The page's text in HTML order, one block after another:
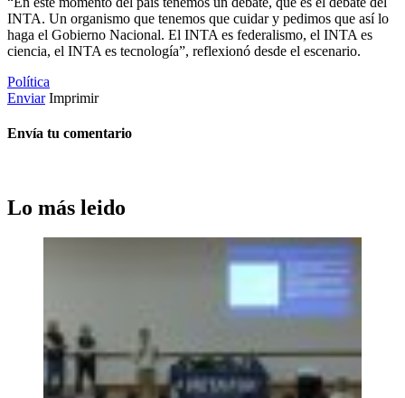
INTA. Un organismo que tenemos que cuidar y pedimos que así lo
haga el Gobierno Nacional. El INTA es federalismo, el INTA es
ciencia, el INTA es tecnología”, reflexionó desde el escenario.
Política
Enviar Imprimir
Envía tu comentario
Lo más leido